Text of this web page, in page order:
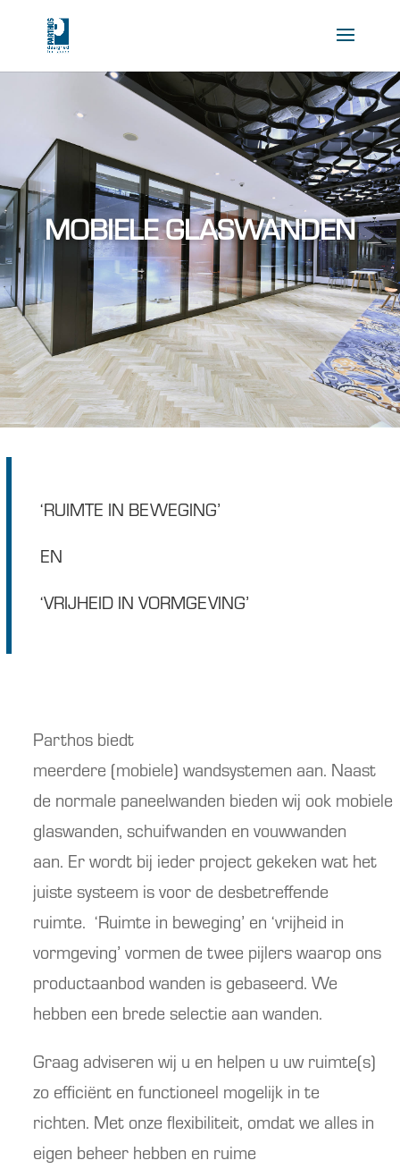
MOBIELE GLASWANDEN
‘RUIMTE IN BEWEGING’
EN
‘VRIJHEID IN VORMGEVING’
Parthos biedt
meerdere (mobiele) wandsystemen aan. Naast
de normale paneelwanden bieden wij ook mobiele
glaswanden, schuifwanden en vouwwanden
aan. Er wordt bij ieder project gekeken wat het
juiste systeem is voor de desbetreffende
ruimte. ‘Ruimte in beweging’ en ‘vrijheid in
vormgeving’ vormen de twee pijlers waaropons
productaanbod wanden is gebaseerd. We
hebben een brede selectie aan wanden.
Graag adviseren wij u en helpen u uw ruimte(s)
zo efficiënt en functioneel mogelijk in te
richten. Met onze flexibiliteit, omdat we alles in
eigen beheer hebben en ruime